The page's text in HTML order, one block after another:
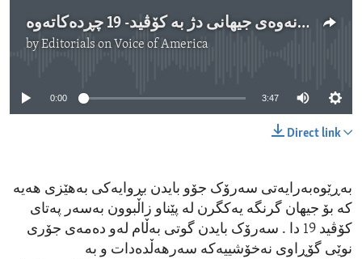
ئەمەریکا بەگژداچوونەوەی جیهانی دژ بە کۆڤید- 19 چڕدەکاتەوە
byEditorials on Voice of America
0:00 3:47
Direct link
بەڕێوەبەرایەتی سەرۆک جۆو بایدن بڕوایەکی بەهێزی هەیە
کە بۆ جیهان گرنگە یەکگرن لە پێناو زاڵبوون بەسەر پەتای
کۆڤید 19 دا . سەرۆک بایدن گوتی بەڵام لەو دەمەی جۆری
نوێی گۆڕاوی نەخۆشییەکە سەرهەڵدەدات و بە